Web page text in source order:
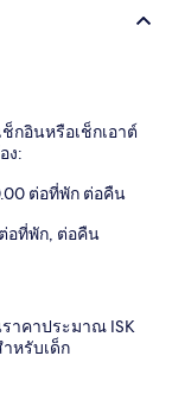
กอินหรือเช็กเอาต์
ง:
ต่อที่พัก ต่อคืน
อที่พัก, ต่อคืน
าคาประมาณ ISK
หรับเด็ก